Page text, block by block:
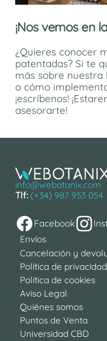
¡Nos vemos en
¿Quieres conocer
patentadas? Si te
más sobre
o cómo
¡escríbenos!
asesorarte!
info@webotanix.com
Tlf: (+34) 987 953 054
Facebook
Envíos
Cancelación y
Política de privacidad
Política de cookies
Aviso Legal
Quiénes somos
Puntos de Venta
Universidad CBD